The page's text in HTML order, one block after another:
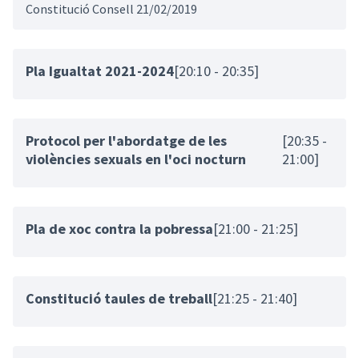
Constitució Consell 21/02/2019
Pla Igualtat 2021-2024[20:10 - 20:35]
Protocol per l'abordatge de les
violències sexuals en l'oci nocturn
[20:35 -
21:00]
Pla de xoc contra la pobressa[21:00 - 21:25]
Constitució taules de treball[21:25 - 21:40]